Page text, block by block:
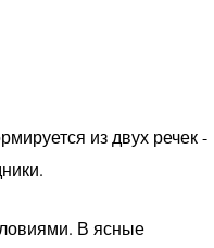
из двух речек -
В ясные